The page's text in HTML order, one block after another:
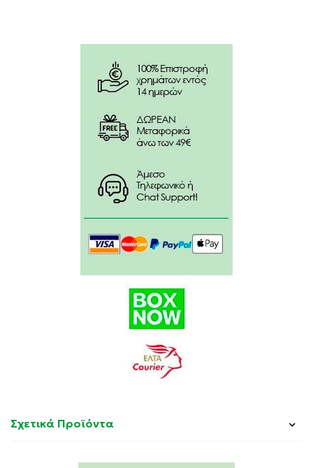
Σχετικά Προϊόντα